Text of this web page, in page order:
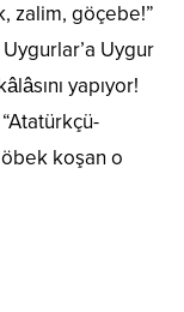
zalim, göçebe!”
Uygur
yapıyor!
koşan o